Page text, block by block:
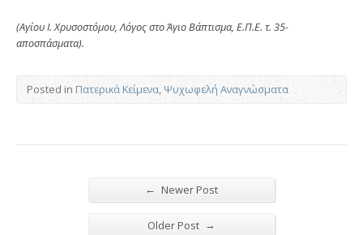
(Αγίου Ι. Χρυσοστόμου, Λόγος στο Άγιο Βάπτισμα, Ε.Π.Ε. τ. 35-
αποσπάσματα).
Posted in Πατερικά Κείμενα,Ψυχωφελή Αναγνώσματα
← Newer Post
Older Post →